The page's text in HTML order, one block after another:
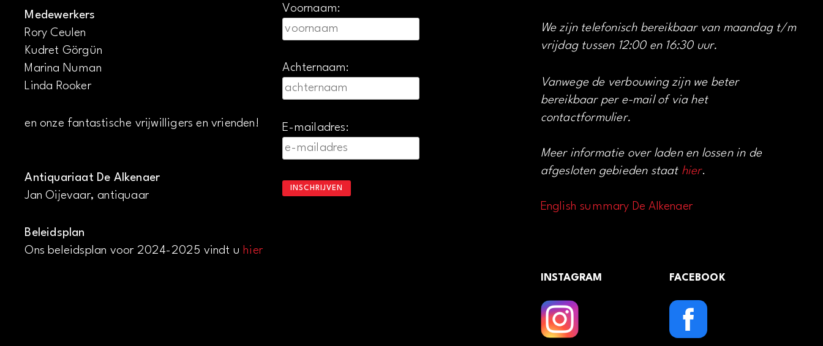
Medewerkers
Rory Ceulen
Kudret Görgün
Marina Numan
Linda Rooker
en onze fantastische vrijwilligers en vrienden!
Antiquariaat De Alkenaer
Jan Oijevaar, antiquaar
Beleidsplan
Ons beleidsplan voor 2024-2025 vindt u hier
Voornaam:
Achternaam:
E-mailadres:
We zijn telefonisch bereikbaar van maandag t/m
vrijdag tussen 12:00 en 16:30 uur.
Vanwege de verbouwing zijn we beter
bereikbaar per e-mail of via het
contactformulier.
Meer informatie over laden en lossen in de
afgesloten gebieden staat hier.
English summary De Alkenaer
INSTAGRAM FACEBOOK